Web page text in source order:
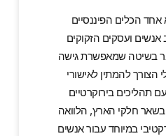
הכלים הפיננסיים
אנשים ועסקים הזקוקים
בשיטה שמאפשרת גישה
הצורך להמתין לאישורי
תהליכים בירוקרטיים
חלקי הארץ, הלוואה
במיוחד עבור אנשים